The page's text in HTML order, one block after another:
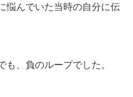
悩んでいた当時の自分に伝
も、負のループでした。